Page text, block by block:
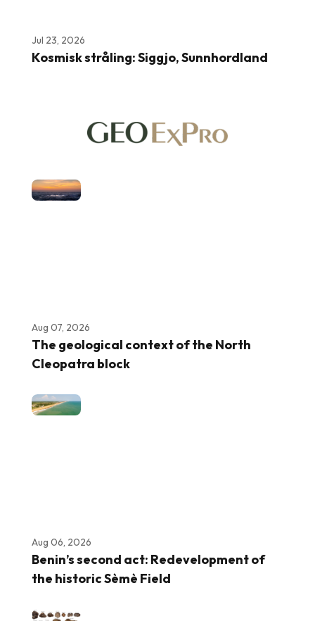
Jul 23, 2026
Kosmisk stråling: Siggjo, Sunnhordland
Aug 07, 2026
The geological context of the North
Cleopatra block
Aug 06, 2026
Benin’s second act: Redevelopment of
the historic Sèmè Field